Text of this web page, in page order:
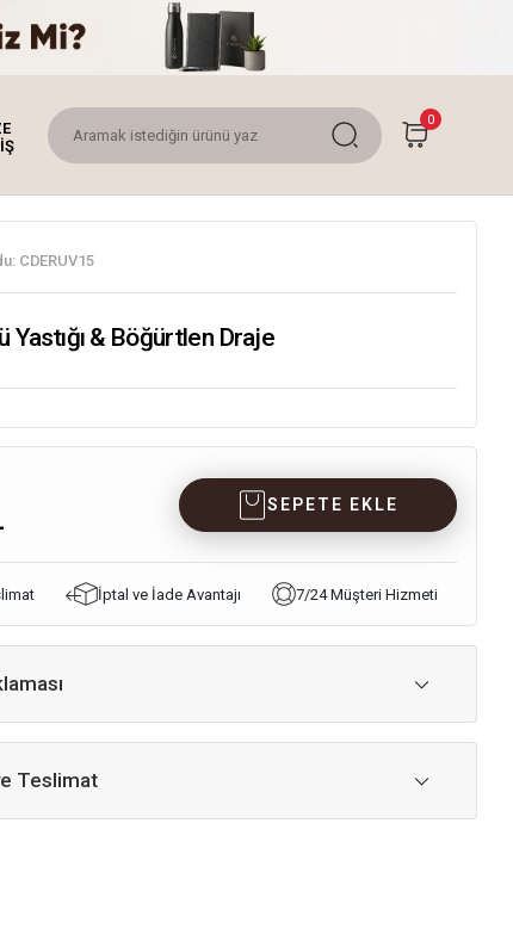
0
CDERUV15
Yastığı & Böğürtlen Draje
SEPETE EKLE
İptal ve İade Avantajı 7/24 Müşteri Hizmeti
Teslimat